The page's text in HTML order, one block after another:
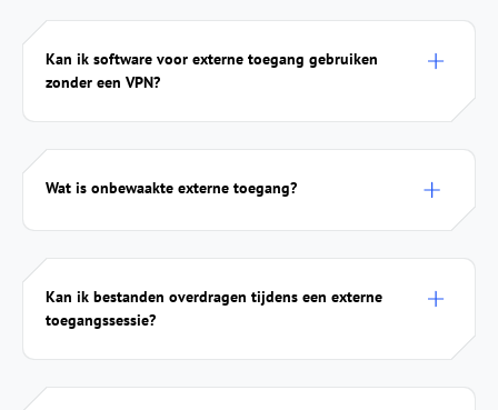
Kan ik software voor externe toegang gebruiken
zonder een VPN?
Wat is onbewaakte externe toegang?
Kan ik bestanden overdragen tijdens een externe
toegangssessie?